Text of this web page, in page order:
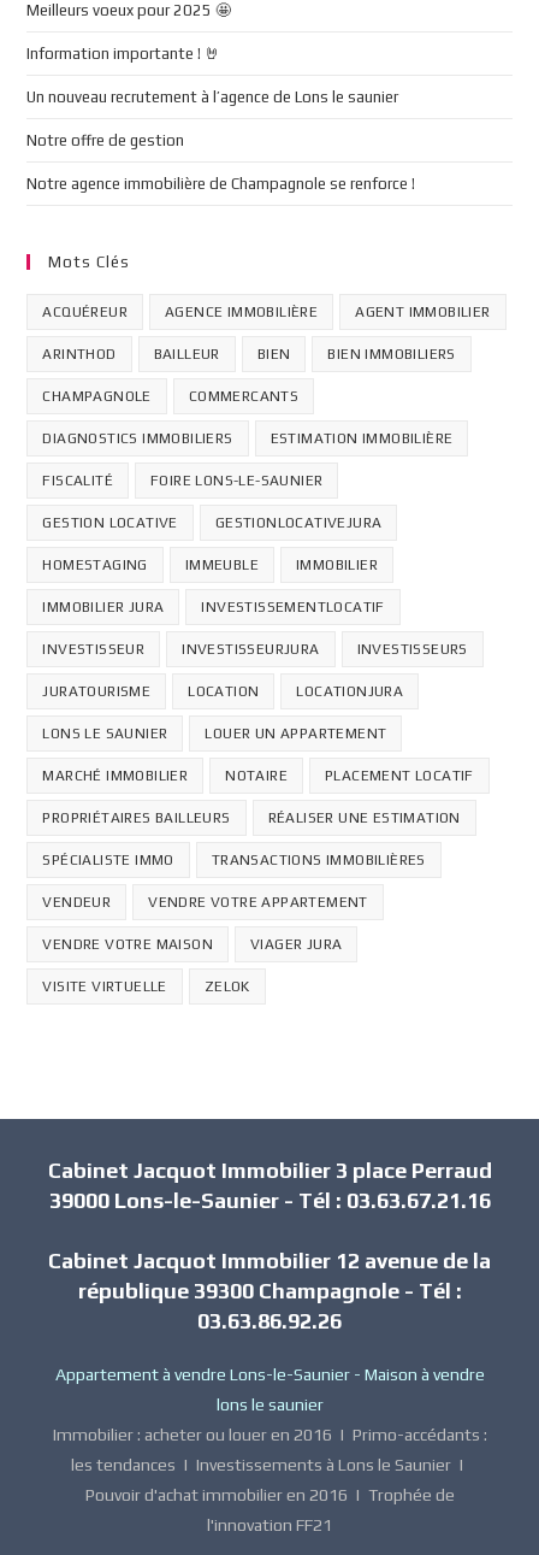
Meilleurs voeux pour 2025 🤩
Information importante ! 🤘
Un nouveau recrutement à l’agence de Lons le saunier
Notre offre de gestion
Notre agence immobilière de Champagnole se renforce !
Mots Clés
ACQUÉREUR AGENCE IMMOBILIÈRE AGENT IMMOBILIER
ARINTHOD BAILLEUR BIEN BIEN IMMOBILIERS
CHAMPAGNOLE COMMERCANTS
DIAGNOSTICS IMMOBILIERS ESTIMATION IMMOBILIÈRE
FISCALITÉ FOIRE LONS-LE-SAUNIER
GESTION LOCATIVE GESTIONLOCATIVEJURA
HOMESTAGING IMMEUBLE IMMOBILIER
IMMOBILIER JURA INVESTISSEMENTLOCATIF
INVESTISSEUR INVESTISSEURJURA INVESTISSEURS
JURATOURISME LOCATION LOCATIONJURA
LONS LE SAUNIER LOUER UN APPARTEMENT
MARCHÉ IMMOBILIER NOTAIRE PLACEMENT LOCATIF
PROPRIÉTAIRES BAILLEURS RÉALISER UNE ESTIMATION
SPÉCIALISTE IMMO TRANSACTIONS IMMOBILIÈRES
VENDEUR VENDRE VOTRE APPARTEMENT
VENDRE VOTRE MAISON VIAGER JURA
VISITE VIRTUELLE ZELOK
Cabinet Jacquot Immobilier 3 place Perraud
39000 Lons-le-Saunier - Tél : 03.63.67.21.16
Cabinet Jacquot Immobilier 12 avenue de la
république 39300 Champagnole - Tél :
03.63.86.92.26
Appartement à vendre Lons-le-Saunier- Maison à vendre
lons le saunier
Immobilier : acheter ou louer en 2016 | Primo-accédants :
les tendances | Investissements à Lons le Saunier |
Pouvoir d'achat immobilier en 2016 | Trophée de
l'innovation FF21